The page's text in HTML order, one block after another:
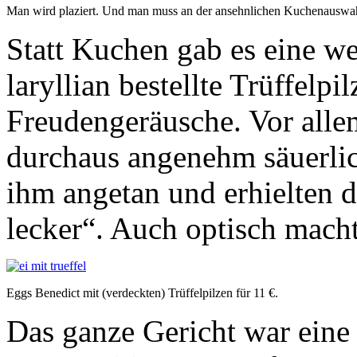
Man wird plaziert. Und man muss an der ansehnlichen
Statt Kuchen gab es eine
laryllian bestellte
Freudengeräusche. Vor
durchaus angenehm
ihm angetan und erhielten
lecker“. Auch optisch
Eggs Benedict mit (verdeckten) Trüffelpilzen für 11 €.
Das ganze Gericht war